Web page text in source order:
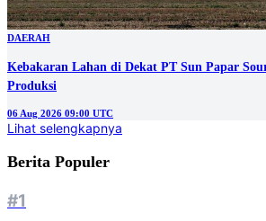
DAERAH
Kebakaran Lahan di Dekat PT Sun Papar
Produksi
06 Aug 2026 09:00 UTC
Lihat selengkapnya
Berita Populer
#1